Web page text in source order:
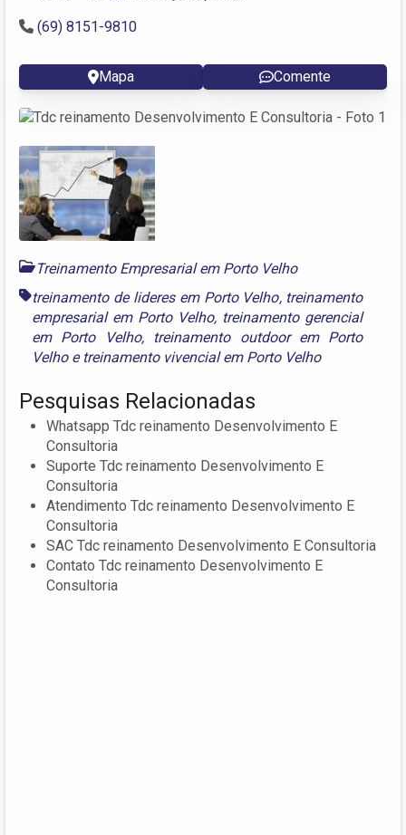
(69) 8151-9810
Mapa Comente
Treinamento Empresarial em Porto Velho
treinamento de lideres em Porto Velho, treinamento
empresarial em Porto Velho, treinamento gerencial
em Porto Velho, treinamento outdoor em Porto
Velhoe treinamento vivencial em Porto Velho
Pesquisas Relacionadas
Whatsapp Tdc reinamento Desenvolvimento E
Consultoria
Suporte Tdc reinamento Desenvolvimento E
Consultoria
Atendimento Tdc reinamento Desenvolvimento E
Consultoria
SAC Tdc reinamento Desenvolvimento E Consultoria
Contato Tdc reinamento Desenvolvimento E
Consultoria